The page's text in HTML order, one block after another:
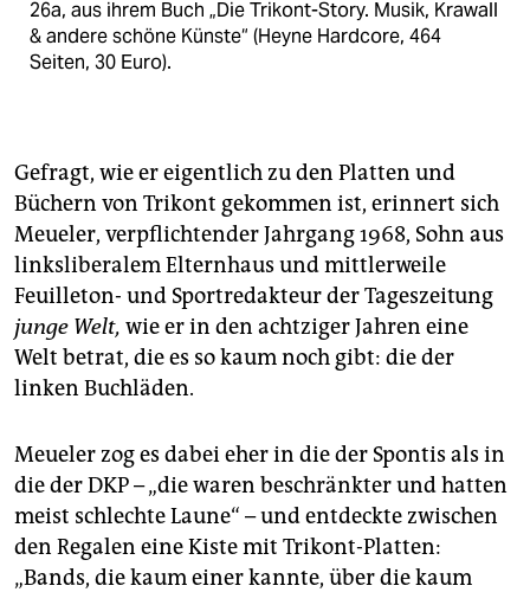
26a, aus ihrem Buch „Die Trikont-Story. Musik, Krawall
& andere schöne Künste“ (Heyne Hardcore, 464
Seiten, 30 Euro).
Gefragt, wie er eigentlich zu den Platten und
Büchern von Trikont gekommen ist, erinnert sich
Meueler, verpflichtender Jahrgang 1968, Sohn aus
linksliberalem Elternhaus und mittlerweile
Feuilleton- und Sportredakteur der Tageszeitung
junge Welt, wie er in den achtziger Jahren eine
Welt betrat, die es so kaum noch gibt: die der
linken Buchläden.
Meueler zog es dabei eher in die der Spontis als in
die der DKP – „die waren beschränkter und hatten
meist schlechte Laune“ – und entdeckte zwischen
den Regalen eine Kiste mit Trikont-Platten:
„Bands, die kaum einer kannte, über die kaum